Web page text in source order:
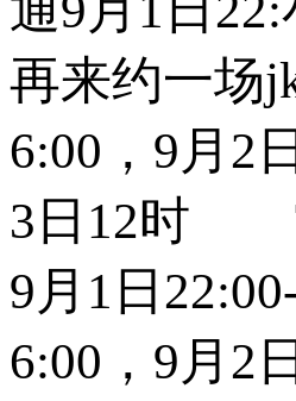
再来约一场
6:00，9月2
3日12时
9月1日
6:00，9月2